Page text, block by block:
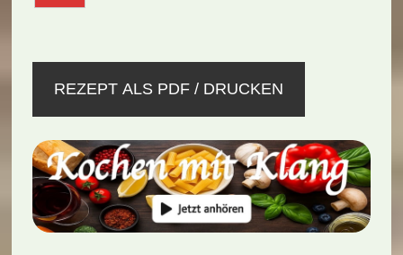
REZEPT ALS PDF / DRUCKEN